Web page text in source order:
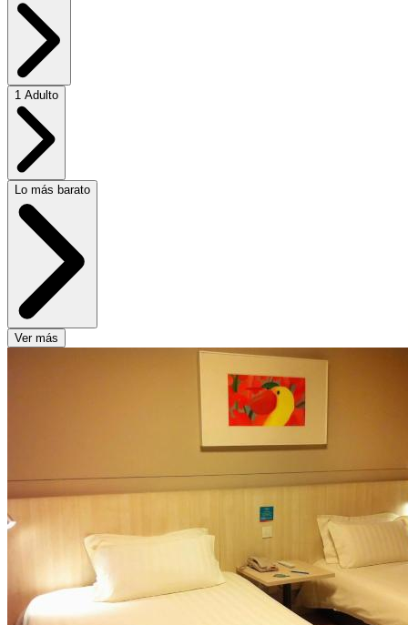
1 Adulto
Lo más barato
Ver más